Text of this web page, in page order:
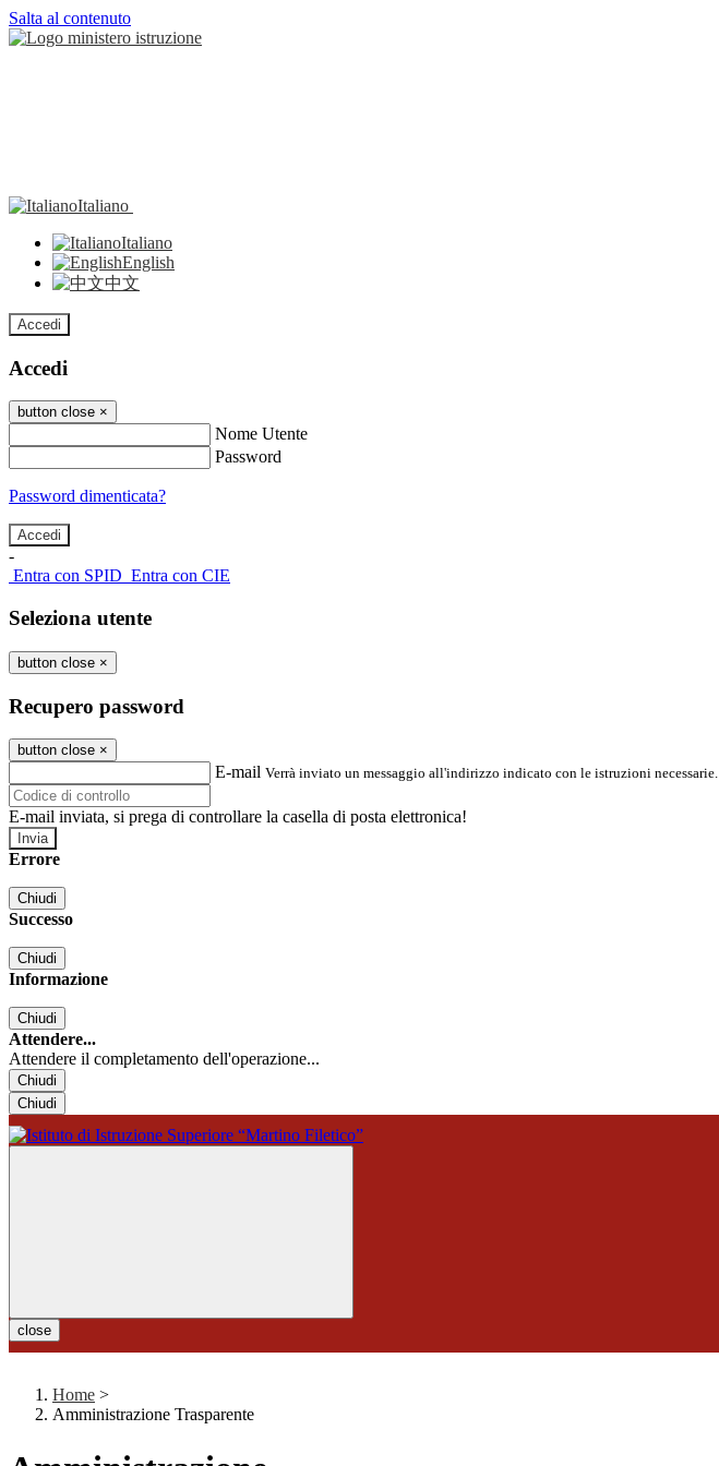
Salta al contenuto
Italiano
Italiano
English
中文
Accedi
Accedi
button close ×
Nome Utente
Password
Password dimenticata?
-
Entra con SPID Entra con CIE
Seleziona utente
button close ×
Recupero password
button close ×
E-mail Verrà inviato un messaggio all'indirizzo indicato con le istruzioni necessarie.
E-mail inviata, si prega di controllare la casella di posta elettronica!
Errore
Chiudi
Successo
Chiudi
Informazione
Chiudi
Attendere...
Attendere il completamento dell'operazione...
Chiudi
Chiudi
close
Home >
Amministrazione Trasparente